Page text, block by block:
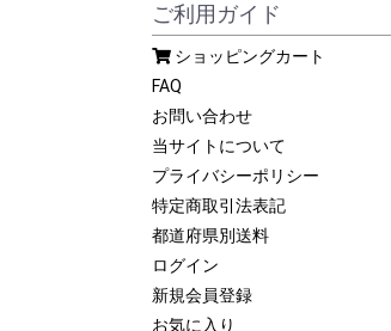
ご利用ガイド
ショッピングカート
FAQ
お問い合わせ
当サイトについて
プライバシーポリシー
特定商取引法表記
都道府県別送料
ログイン
新規会員登録
お気に入り